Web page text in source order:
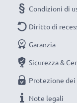
questo
LCD, marcato
rapida e 3 anni
Condizioni di
Diritto di
Garanzia
Sicurezza &
Protezione dei
Note legali